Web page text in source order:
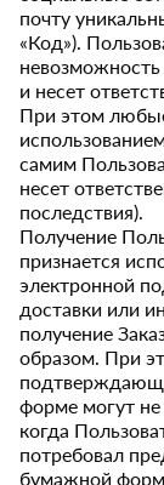
почту
«Код»).
и несет
При этом
самим
несет
последствия).
Получение
признается
электронной
доставки или
получение
образом. При
форме могут не
когда
потребовал
бумажной